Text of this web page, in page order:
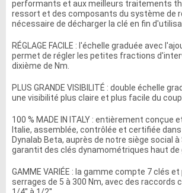
performants et aux meilleurs traitements
ressort et des composants du système de
nécessaire de décharger la clé en fin
RÉGLAGE FACILE : l'échelle graduée avec
permet de régler les petites fractions
dixième de Nm.
PLUS GRANDE VISIBILITÉ : double échelle
une visibilité plus claire et plus facile du
100 % MADE IN ITALY : entièrement conçue
Italie, assemblée, contrôlée et certifiée
Dynalab Beta, auprès de notre siège social à
garantit des clés dynamométriques haut de
GAMME VARIÉE : la gamme compte 7 clés
serrages de 5 à 300 Nm, avec des raccords